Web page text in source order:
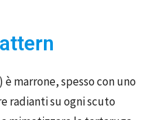
marrone, spesso con uno
radianti su ogni scuto